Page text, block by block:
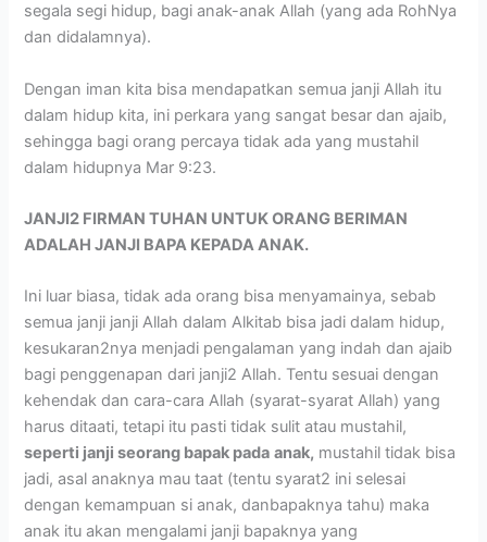
segala segi hidup, bagi anak-anak Allah (yang ada RohNya
dan didalamnya).
Dengan iman kita bisa mendapatkan semua janji Allah itu
dalam hidup kita, ini perkara yang sangat besar dan ajaib,
sehingga bagi orang percaya tidak ada yang mustahil
dalam hidupnya Mar 9:23.
JANJI2 FIRMAN TUHAN UNTUK ORANG BERIMAN
ADALAH JANJI BAPA KEPADA ANAK.
Ini luar biasa, tidak ada orang bisa menyamainya, sebab
semua janji janji Allah dalam Alkitab bisa jadi dalam hidup,
kesukaran2nya menjadi pengalaman yang indah dan ajaib
bagi penggenapan dari janji2 Allah. Tentu sesuai dengan
kehendak dan cara-cara Allah (syarat-syarat Allah) yang
harus ditaati, tetapi itu pasti tidak sulit atau mustahil,
seperti janji seorang bapak pada anak, mustahil tidak bisa
jadi, asal anaknya mau taat (tentu syarat2 ini selesai
dengan kemampuan si anak, danbapaknya tahu) maka
anak itu akan mengalami janji bapaknya yang